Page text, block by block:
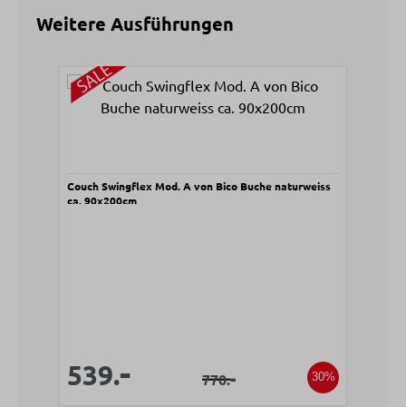
Weitere Ausführungen
Produktgalerie überspringen
Couch Swingflex Mod. A von Bico Buche naturweiss
ca. 90x200cm
Verkaufspreis:
539.- Regulärer Preis:
770.- 30%